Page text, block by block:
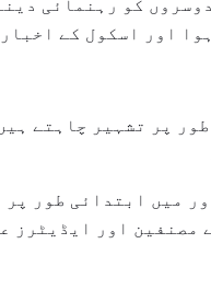
کو رہنمائی
اور اسکول کے
پر تشہیر چاہتے
میں ابتدائی طور
مصنفین اور ایڈیٹرز